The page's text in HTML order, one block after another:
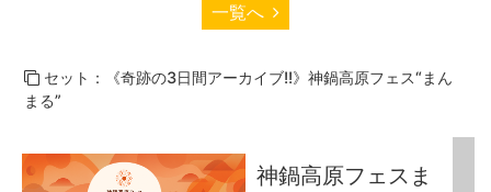
一覧へ
セット：《奇跡の3日間アーカイブ!!》神鍋高原フェス“まん
まる”
神鍋高原フェスま